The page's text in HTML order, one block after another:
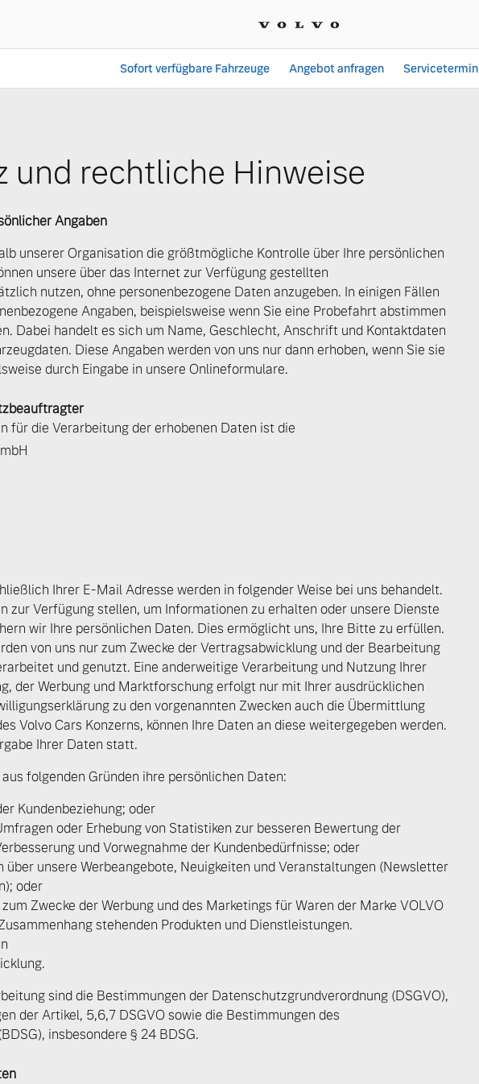
Sofort verfügbare Fahrzeuge Angebot anfragen Servicetermin
uns eine Vielzahl von Original Volvo Winter- und Sommer Kompletträder.
uns direkt an.
und rechtliche Hinweise
Angaben
unserer Organisation die größtmögliche Kontrolle über Ihre persönlichen
unsere über das Internet zur Verfügung gestellten
nutzen, ohne personenbezogene Daten anzugeben. In einigen Fällen
Angaben, beispielsweise wenn Sie eine Probefahrt abstimmen
Dabei handelt es sich um Name, Geschlecht, Anschrift und Kontaktdaten
Diese Angaben werden von uns nur dann erhoben, wenn Sie sie
durch Eingabe in unsere Onlineformulare.
für die Verarbeitung der erhobenen Daten ist die
Ihrer E-Mail Adresse werden in folgender Weise bei uns behandelt.
zur Verfügung stellen, um Informationen zu erhalten oder unsere Dienste
wir Ihre persönlichen Daten. Dies ermöglicht uns, Ihre Bitte zu erfüllen.
von uns nur zum Zwecke der Vertragsabwicklung und der Bearbeitung
und genutzt. Eine anderweitige Verarbeitung und Nutzung Ihrer
der Werbung und Marktforschung erfolgt nur mit Ihrer ausdrücklichen
zu den vorgenannten Zwecken auch die Übermittlung
Volvo Cars Konzerns, können Ihre Daten an diese weitergegeben werden.
Ihrer Daten statt.
folgenden Gründen ihre persönlichen Daten:
Kundenbeziehung; oder
oder Erhebung von Statistiken zur besseren Bewertung der
und Vorwegnahme der Kundenbedürfnisse; oder
über unsere Werbeangebote, Neuigkeiten und Veranstaltungen (Newsletter
oder
Zwecke der Werbung und des Marketings für Waren der Marke VOLVO
stehenden Produkten und Dienstleistungen.
sind die Bestimmungen der Datenschutzgrundverordnung (DSGVO),
der Artikel, 5,6,7 DSGVO sowie die Bestimmungen des
insbesondere § 24 BDSG.